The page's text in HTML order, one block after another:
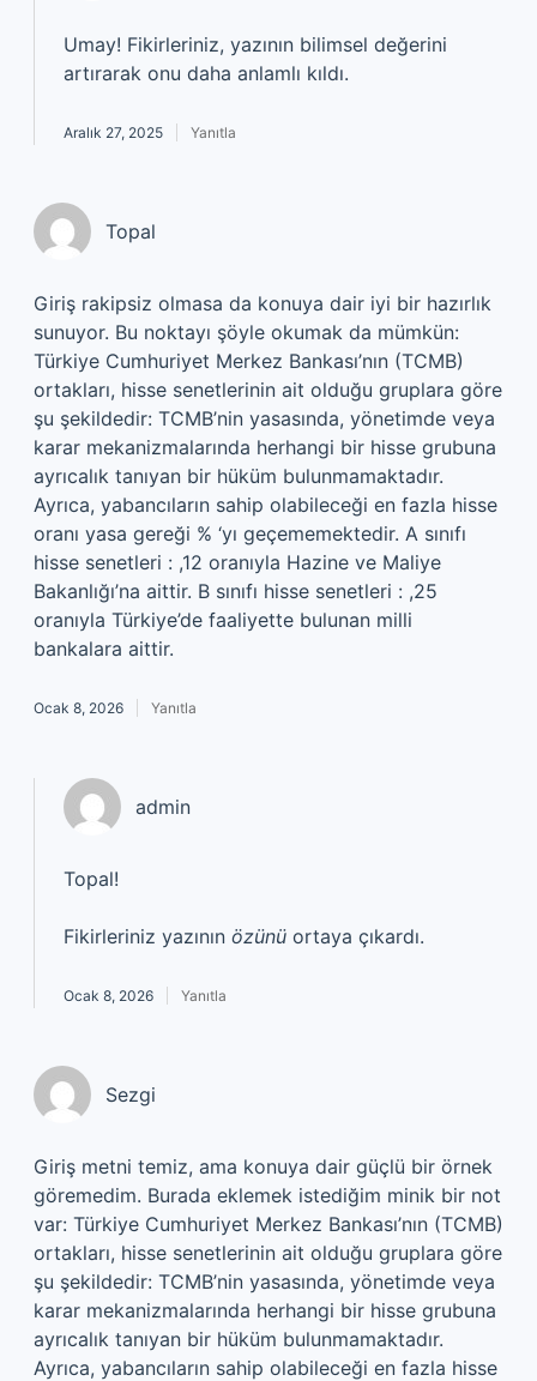
Umay! Fikirleriniz, yazının bilimsel değerini
artırarak onu daha anlamlı kıldı.
Aralık 27, 2025 Yanıtla
Topal
Giriş rakipsiz olmasa da konuya dair iyi bir hazırlık
sunuyor. Bu noktayı şöyle okumak da mümkün:
Türkiye Cumhuriyet Merkez Bankası’nın (TCMB)
ortakları, hisse senetlerinin ait olduğu gruplara göre
şu şekildedir: TCMB’nin yasasında, yönetimde veya
karar mekanizmalarında herhangi bir hisse grubuna
ayrıcalık tanıyan bir hüküm bulunmamaktadır.
Ayrıca, yabancıların sahip olabileceği en fazla hisse
oranı yasa gereği % ‘yı geçememektedir. A sınıfı
hisse senetleri : ,12 oranıyla Hazine ve Maliye
Bakanlığı’na aittir. B sınıfı hisse senetleri : ,25
oranıyla Türkiye’de faaliyette bulunan milli
bankalara aittir.
Ocak 8, 2026 Yanıtla
admin
Topal!
Fikirleriniz yazının özünü ortaya çıkardı.
Ocak 8, 2026 Yanıtla
Sezgi
Giriş metni temiz, ama konuya dair güçlü bir örnek
göremedim. Burada eklemek istediğim minik bir not
var: Türkiye Cumhuriyet Merkez Bankası’nın (TCMB)
ortakları, hisse senetlerinin ait olduğu gruplara göre
şu şekildedir: TCMB’nin yasasında, yönetimde veya
karar mekanizmalarında herhangi bir hisse grubuna
ayrıcalık tanıyan bir hüküm bulunmamaktadır.
Ayrıca, yabancıların sahip olabileceği en fazla hisse